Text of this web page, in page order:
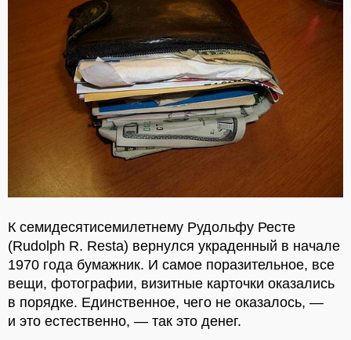
К семидесятисемилетнему Рудольфу Ресте
(Rudolph R. Resta) вернулся украденный в начале
1970 года бумажник. И самое поразительное, все
вещи, фотографии, визитные карточки оказались
в порядке. Единственное, чего не оказалось, —
и это естественно, — так это денег.